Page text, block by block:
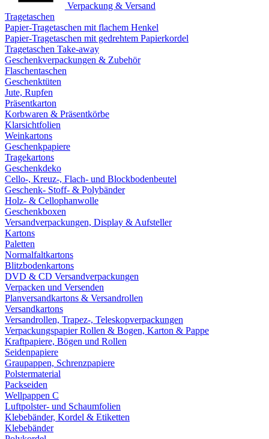
Verpackung & Versand
Tragetaschen
Papier-Tragetaschen mit flachem Henkel
Papier-Tragetaschen mit gedrehtem Papierkordel
Tragetaschen Take-away
Geschenkverpackungen & Zubehör
Flaschentaschen
Geschenktüten
Jute, Rupfen
Präsentkarton
Korbwaren & Präsentkörbe
Klarsichtfolien
Weinkartons
Geschenkpapiere
Tragekartons
Geschenkdeko
Cello-, Kreuz-, Flach- und Blockbodenbeutel
Geschenk- Stoff- & Polybänder
Holz- & Cellophanwolle
Geschenkboxen
Versandverpackungen, Display & Aufsteller
Kartons
Paletten
Normalfaltkartons
Blitzbodenkartons
DVD & CD Versandverpackungen
Verpacken und Versenden
Planversandkartons & Versandrollen
Versandkartons
Versandrollen, Trapez-, Teleskopverpackungen
Verpackungspapier Rollen & Bogen, Karton & Pappe
Kraftpapiere, Bögen und Rollen
Seidenpapiere
Graupappen, Schrenzpapiere
Polstermaterial
Packseiden
Wellpappen C
Luftpolster- und Schaumfolien
Klebebänder, Kordel & Etiketten
Klebebänder